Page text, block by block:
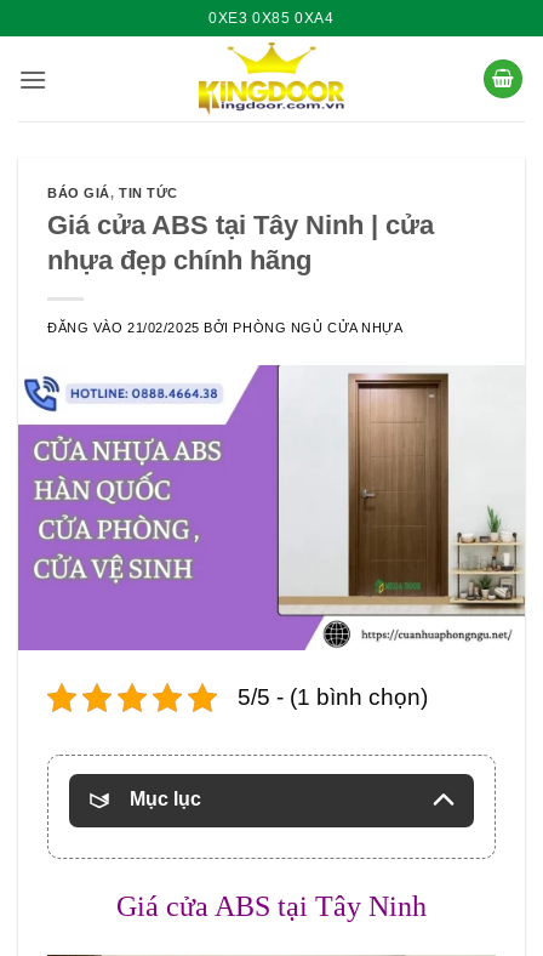
nội
0XE3 0X85 0XA4
BÁO GIÁ,TIN TỨC
Giá cửa ABS tại Tây Ninh | cửa
nhựa đẹp chính hãng
ĐĂNG VÀO21/02/2025 BỞIPHÒNG NGỦ CỬA NHỰA
5/5 - (1 bình chọn)
Mục lục
Giá cửa ABS tại Tây Ninh